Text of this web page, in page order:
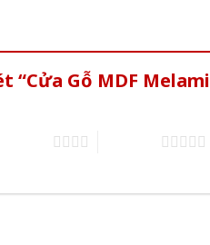
Gỗ MDF